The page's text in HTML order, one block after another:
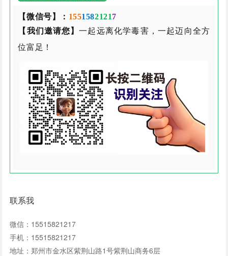
【微信号】： 15515821217
【我们邀请您】一起远离化学毒害，一起迈向全方
位富足！
联系我
微信：15515821217
手机：15515821217
地址：郑州市金水区紫荆山路1号紫荆山商务6层